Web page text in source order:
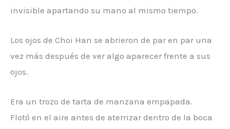
invisible apartando su mano al mismo tiempo.
Los ojos de Choi Han se abrieron de par en par una
vez más después de ver algo aparecer frente a sus
ojos.
Era un trozo de tarta de manzana empapada.
Flotó en el aire antes de aterrizar dentro de la boca